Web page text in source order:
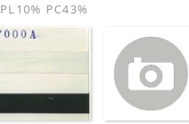
PL10% PC43%